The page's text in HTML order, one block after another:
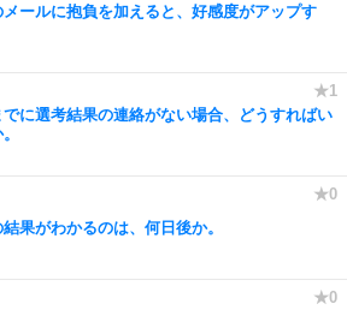
メールに抱負を加えると、好感度がアップす
でに選考結果の連絡がない場合、どうすればい
果がわかるのは、何日後か。